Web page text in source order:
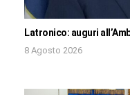
Latronico: auguri
8 Agosto 2026